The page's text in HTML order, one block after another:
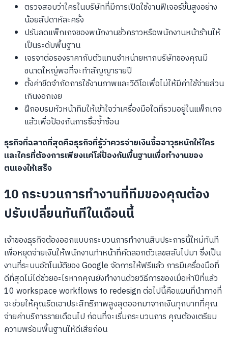
ตรวจสอบว่าใครในบริษัทที่มีการเปิดใช้งานฟีเจอร์ขั้นสูงอย่าง
น้อยสัปดาห์ละครั้ง
ปรับลดแพ็กเกจของพนักงานชั่วคราวหรือพนักงานหน้าร้านให้
เป็นระดับพื้นฐาน
เจรจาต่อรองราคากับตัวแทนจำหน่ายหากบริษัทของคุณมี
ขนาดใหญ่พอที่จะทำสัญญารายปี
ตั้งค่าขีดจำกัดการใช้งานภาพและวิดีโอเพื่อไม่ให้มีค่าใช้จ่ายส่วน
เกินงอกเงย
ฝึกอบรมหัวหน้าทีมให้เข้าใจว่าเครื่องมือใดที่รวมอยู่ในแพ็กเกจ
แล้วเพื่อป้องกันการซื้อซ้ำซ้อน
ธุรกิจที่ฉลาดที่สุดคือธุรกิจที่รู้ว่าควรจ่ายเงินซื้ออาวุธหนักให้ใคร
และใครที่ต้องการเพียงแค่โล่ป้องกันพื้นฐานเพื่อทำงานของ
ตนเองให้เสร็จ
10 กระบวนการทำงานที่ทีมของคุณต้อง
ปรับเปลี่ยนทันทีในเดือนนี้
เจ้าของธุรกิจต้องออกแบบกระบวนการทำงานสิบประการนี้ใหม่ทันที
เพื่อหยุดจ่ายเงินให้พนักงานทำหน้าที่คัดลอกตัวเลขสลับไปมา ซึ่งเป็น
งานที่ระบบอัตโนมัติของ Google จัดการให้ฟรีแล้ว การมีเครื่องมือที่
ดีที่สุดไม่ได้ช่วยอะไรหากคุณยังทำงานด้วยวิธีการของเมื่อห้าปีที่แล้ว
10 workspace workflows to redesign ต่อไปนี้คือแผนที่นำทางที่
จะช่วยให้คุณรีดเอาประสิทธิภาพสูงสุดออกมาจากเงินทุกบาทที่คุณ
จ่ายค่าบริการรายเดือนไป ก่อนที่จะเริ่มกระบวนการ คุณต้องเตรียม
ความพร้อมพื้นฐานให้ดีเสียก่อน